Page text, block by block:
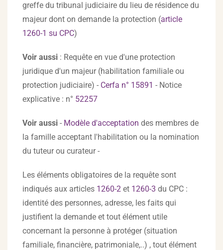
greffe du tribunal judiciaire du lieu de résidence du
majeur dont on demande la protection (article
1260-1 su CPC)
Voir aussi : Requête en vue d'une protection
juridique d'un majeur (habilitation familiale ou
protection judiciaire) - Cerfa n° 15891 - Notice
explicative : n° 52257
Voir aussi - Modèle d'acceptation des membres de
la famille acceptant l'habilitation ou la nomination
du tuteur ou curateur -
Les éléments obligatoires de la requête sont
indiqués aux articles 1260-2 et 1260-3 du CPC :
identité des personnes, adresse, les faits qui
justifient la demande et tout élément utile
concernant la personne à protéger (situation
familiale, financière, patrimoniale,..) , tout élément